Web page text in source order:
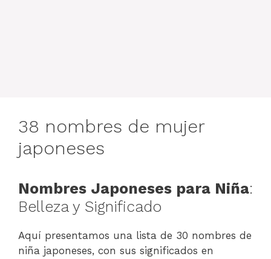
38 nombres de mujer
japoneses
Nombres Japoneses para Niña:
Belleza y Significado
Aquí presentamos una lista de 30 nombres de
niña japoneses, con sus significados en